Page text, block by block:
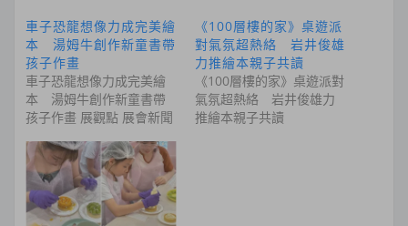
車子恐龍想像力成完美繪
本 湯姆牛創作新童書帶
孩子作畫
車子恐龍想像力成完美繪
本 湯姆牛創作新童書帶
孩子作畫 展觀點 展會新聞
《100層樓的家》桌遊派
對氣氛超熱絡 岩井俊雄
力推繪本親子共讀
《100層樓的家》桌遊派對
氣氛超熱絡 岩井俊雄力
推繪本親子共讀